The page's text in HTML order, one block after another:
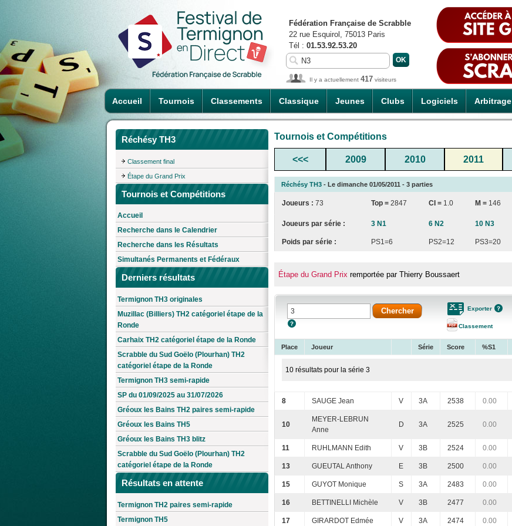
Accueil Tournois Classements Classique Jeunes Clubs Logiciels Arbitrage
Fédération Française de Scrabble
22 rue Esquirol, 75013 Paris
Tél : 01.53.92.53.20
Il y a actuellement 417 visiteurs
Réchésy TH3
Classement final
Étape du Grand Prix
Tournois et Compétitions
Accueil
Recherche dans le Calendrier
Recherche dans les Résultats
Simultanés Permanents et Fédéraux
Derniers résultats
Termignon TH3 originales
Muzillac (Billiers) TH2 catégoriel étape de la
Ronde
Carhaix TH2 catégoriel étape de la Ronde
Scrabble du Sud Goëlo (Plourhan) TH2
catégoriel étape de la Ronde
Termignon TH3 semi-rapide
SP du 01/09/2025 au 31/07/2026
Gréoux les Bains TH2 paires semi-rapide
Gréoux les Bains TH5
Gréoux les Bains TH3 blitz
Scrabble du Sud Goëlo (Plourhan) TH2
catégoriel étape de la Ronde
Résultats en attente
Termignon TH2 paires semi-rapide
Termignon TH5
Tournois et Compétitions
<<< 2009 2010 2011
Réchésy TH3 - Le dimanche 01/05/2011 - 3 parties
Joueurs : 73 Top = 2847 CI = 1.0 M = 146
Joueurs par série : 3 N1 6 N2 10 N3
Poids par série : PS1=6 PS2=12 PS3=20
Étape du Grand Prix remportée par Thierry Boussaert
Exporter
Classement
Place Joueur Série Score %S1
10 résultats pour la série 3
8 SAUGE Jean V 3A 2538 0.00
10
MEYER-LEBRUN
Anne
D 3A 2525 0.00
11 RUHLMANN Edith V 3B 2524 0.00
13 GUEUTAL Anthony E 3B 2500 0.00
15 GUYOT Monique S 3A 2483 0.00
16 BETTINELLI Michèle V 3B 2477 0.00
17 GIRARDOT Edmée V 3A 2474 0.00